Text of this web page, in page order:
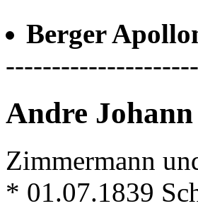
Berger
Andre Johann
Zimmermann
* 01.07.1839